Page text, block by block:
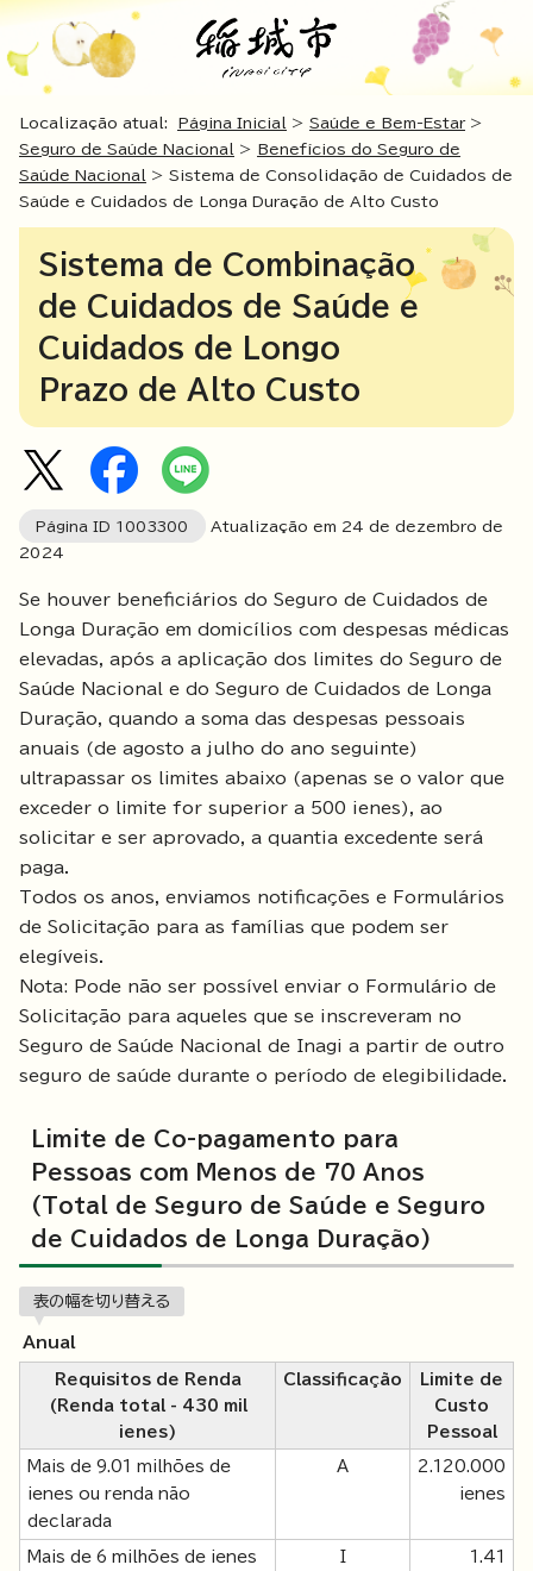
Localização atual: Página Inicial > Saúde e Bem-Estar>
Seguro de Saúde Nacional
>
Benefícios do Seguro de
Saúde Nacional
> Sistema de Consolidação de Cuidados de
Saúde e Cuidados de Longa Duração de Alto Custo
Sistema de Combinação
de Cuidados de Saúde e
Cuidados de Longo
Prazo de Alto Custo
Página ID 1003300 Atualização em 24 de dezembro de
2024
Se houver beneficiários do Seguro de Cuidados de
Longa Duração em domicílios com despesas médicas
elevadas, após a aplicação dos limites do Seguro de
Saúde Nacional e do Seguro de Cuidados de Longa
Duração, quando a soma das despesas pessoais
anuais (de agosto a julho do ano seguinte)
ultrapassar os limites abaixo (apenas se o valor que
exceder o limite for superior a 500 ienes), ao
solicitar e ser aprovado, a quantia excedente será
paga.
Todos os anos, enviamos notificações e Formulários
de Solicitação para as famílias que podem ser
elegíveis.
Nota: Pode não ser possível enviar o Formulário de
Solicitação para aqueles que se inscreveram no
Seguro de Saúde Nacional de Inagi a partir de outro
seguro de saúde durante o período de elegibilidade.
Limite de Co-pagamento para
Pessoas com Menos de 70 Anos
(Total de Seguro de Saúde e Seguro
de Cuidados de Longa Duração)
表の幅を切り替える
Anual
Requisitos de Renda
(Renda total - 430 mil
ienes)
Classificação
Limite de
Custo
Pessoal
Mais de 9.01 milhões de
ienes ou renda não
declarada
A
2.120.000
ienes
Mais de 6 milhões de ienes
1.41